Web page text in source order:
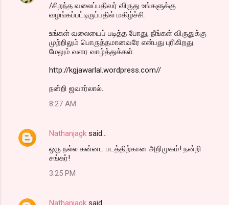
/சிறந்த வலைப்பதிவர் விருது உங்களுக்கு
வழங்கப்பட்டிருப்பதில் மகிழ்ச்சி.
உங்கள் வலையைப் படித்த போது, நீங்கள் விருதுக்கு
முற்றிலும் பொருத்தமானவரே என்பது புரிகிறது.
மேலும் வளர வாழ்த்துக்கள்.
http://kgjawarlal.wordpress.com//
நன்றி ஜவார்லால்..
8:27 AM
Nathanjagk said…
ஒரு நல்ல கன்னட படத்திற்கான அறிமுகம்! நன்றி
சங்கர்!
3:25 PM
Nathanjagk said…